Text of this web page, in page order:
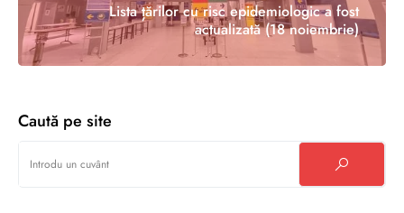
Lista țărilor cu risc epidemiologic a fost
actualizată (18 noiembrie)
Caută pe site